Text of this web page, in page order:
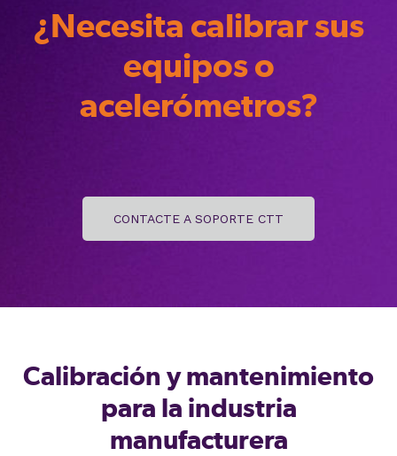
¿Necesita calibrar sus
equipos o
acelerómetros?
CONTACTE A SOPORTE CTT
Calibración y mantenimiento
para la industria
manufacturera